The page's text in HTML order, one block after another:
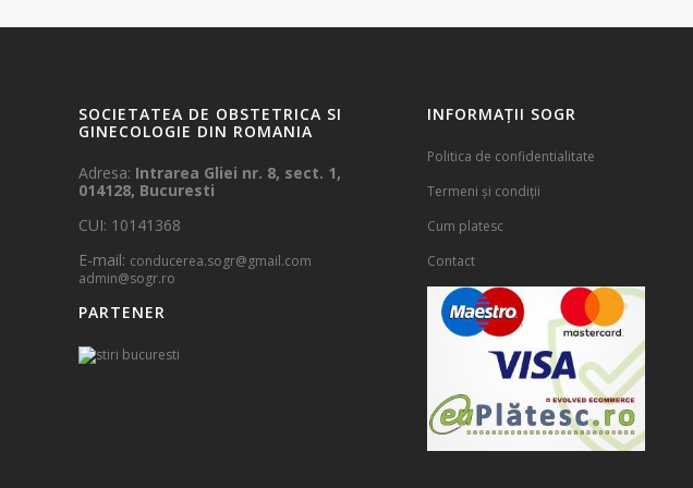
SOCIETATEA DE OBSTETRICA SI
GINECOLOGIE DIN ROMANIA
Adresa: Intrarea Gliei nr. 8, sect. 1,
014128, Bucuresti
CUI: 10141368
E-mail: conducerea.sogr@gmail.com
admin@sogr.ro
PARTENER
INFORMAȚII SOGR
Politica de confidentialitate
Termeni și condiții
Cum platesc
Contact